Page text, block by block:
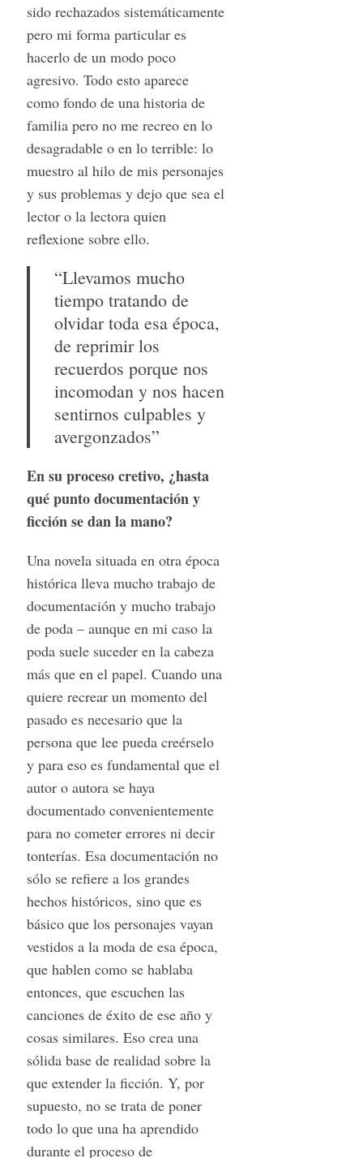
sido rechazados sistemáticamente
pero mi forma particular es
hacerlo de un modo poco
agresivo. Todo esto aparece
como fondo de una historia de
familia pero no me recreo en lo
desagradable o en lo terrible: lo
muestro al hilo de mis personajes
y sus problemas y dejo que sea el
lector o la lectora quien
reflexione sobre ello.
“Llevamos mucho
tiempo tratando de
olvidar toda esa época,
de reprimir los
recuerdos porque nos
incomodan y nos hacen
sentirnos culpables y
avergonzados”
En su proceso cretivo, ¿hasta
qué punto documentación y
ficción se dan la mano?
Una novela situada en otra época
histórica lleva mucho trabajo de
documentación y mucho trabajo
de poda – aunque en mi caso la
poda suele suceder en la cabeza
más que en el papel. Cuando una
quiere recrear un momento del
pasado es necesario que la
persona que lee pueda creérselo
y para eso es fundamental que el
autor o autora se haya
documentado convenientemente
para no cometer errores ni decir
tonterías. Esa documentación no
sólo se refiere a los grandes
hechos históricos, sino que es
básico que los personajes vayan
vestidos a la moda de esa época,
que hablen como se hablaba
entonces, que escuchen las
canciones de éxito de ese año y
cosas similares. Eso crea una
sólida base de realidad sobre la
que extender la ficción. Y, por
supuesto, no se trata de poner
todo lo que una ha aprendido
durante el proceso de
S
a
c
h
f
o
: